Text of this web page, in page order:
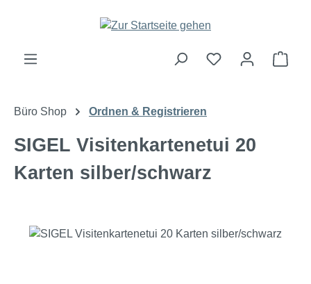
Zum Hauptinhalt springen
Büro Shop Ordnen & Registrieren
SIGEL Visitenkartenetui 20
Karten silber/schwarz
Bildergalerie überspringen